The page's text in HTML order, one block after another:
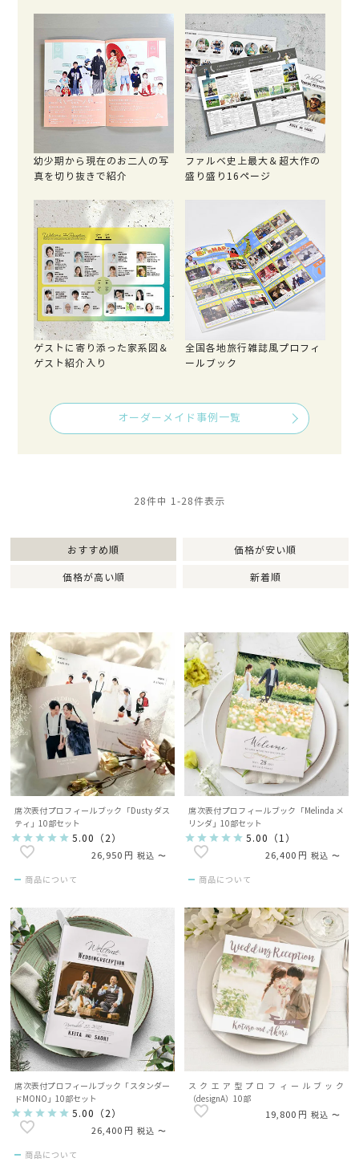
幼少期から現在のお二人の写
真を切り抜きで紹介
ファルベ史上最大＆超大作の
盛り盛り16ページ
ゲストに寄り添った家系図＆
ゲスト紹介入り
全国各地旅行雑誌風プロフィ
ールブック
オーダーメイド事例一覧
おすすめ順 価格が安い順
価格が高い順 新着順
28件中 1-28件表示
席次表付プロフィールブック「Dusty ダス
ティ」10部セット
5.00 （2）
26,950 税込 〜
商品について
席次表付プロフィールブック「Melinda メ
リンダ」10部セット
5.00 （ 1 ）
26,400 税込 〜
商品について
席次表付プロフィールブック「スタンダー
ドMONO」10部セット
5.00 （2）
26,400 税込 〜
商品について
スクエア型プロフィールブック
（designA）10部
19,800 税込 〜